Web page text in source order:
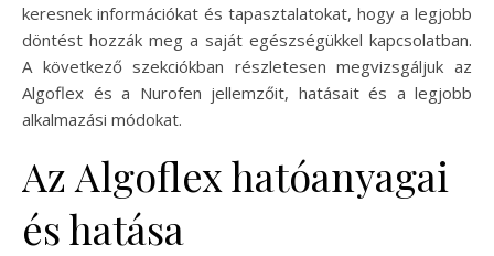
keresnek információkat és tapasztalatokat, hogy a legjobb
döntést hozzák meg a saját egészségükkel kapcsolatban.
A következő szekciókban részletesen megvizsgáljuk az
Algoflex és a Nurofen jellemzőit, hatásait és a legjobb
alkalmazási módokat.
Az Algoflex hatóanyagai
és hatása